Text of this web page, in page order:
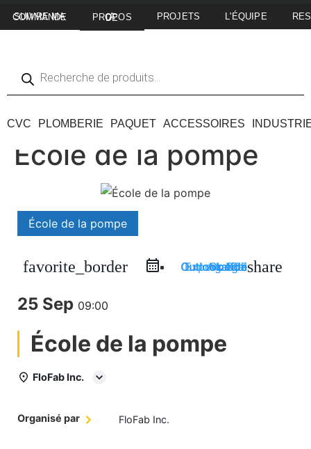
SUIVRE MA COMMANDE A PROPOS DE PROJETS L'ÉQUIPE
CVC PLOMBERIE PAQUET ACCESSOIRES
École de la pompe
École de la pompe
favorite_border Exportation iCal
Google Agenda
Outlook 365
Outlook Liveshare
25 Sep 09:00
École de la pompe
FloFab Inc.
Organisé par FloFab Inc.